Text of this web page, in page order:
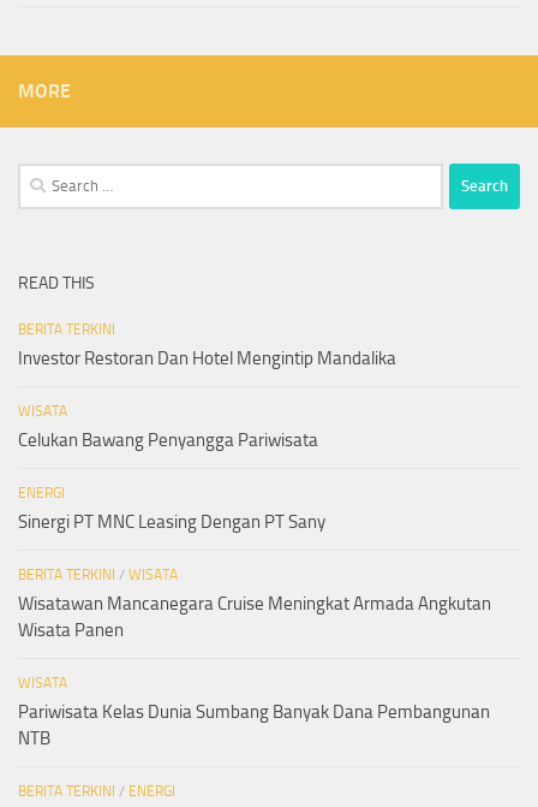
MORE
Search
for:
READ THIS
BERITA TERKINI
Investor Restoran Dan Hotel Mengintip Mandalika
WISATA
Celukan Bawang Penyangga Pariwisata
ENERGI
Sinergi PT MNC Leasing Dengan PT Sany
BERITA TERKINI / WISATA
Wisatawan Mancanegara Cruise Meningkat Armada Angkutan
Wisata Panen
WISATA
Pariwisata Kelas Dunia Sumbang Banyak Dana Pembangunan
NTB
BERITA TERKINI / ENERGI